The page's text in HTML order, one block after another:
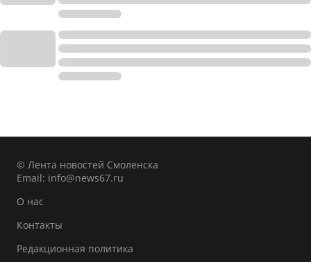
© Лента новостей Смоленска
Email: info@news67.ru
О нас
Контакты
Редакционная политика